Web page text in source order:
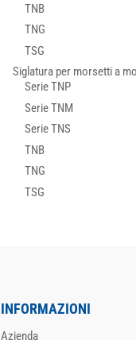
TNB
TNG
TSG
Siglatura per morsetti a
Serie TNP
Serie TNM
Serie TNS
TNB
TNG
TSG
INFORMAZIONI
Azienda